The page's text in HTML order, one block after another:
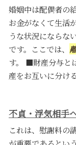
婚姻中は配偶者の
お金がなくて生活
うな状況にならな
です。ここでは、
す。 ■財産分与と
産をお互いに分け
不貞・浮気相手
これは、慰謝料の